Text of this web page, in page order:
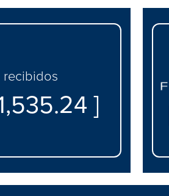
recibidos
]